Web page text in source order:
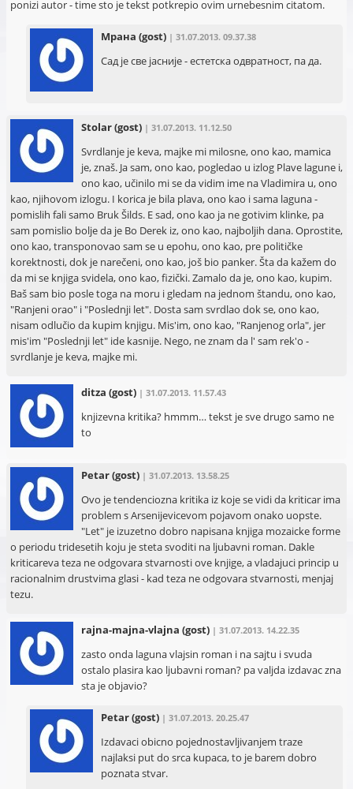
ponizi autor - time sto je tekst potkrepio ovim urnebesnim citatom.
Мрана (gost) | 31.07.2013. 09.37.38
Сад је све јасније - естетска одвратност, па да.
Stolar(gost) | 31.07.2013. 11.12.50
Svrdlanje je keva, majke mi milosne, ono kao, mamica
je, znaš. Ja sam, ono kao, pogledao u izlog Plave lagune i,
ono kao, učinilo mi se da vidim ime na Vladimira u, ono
kao, njihovom izlogu. I korica je bila plava, ono kao i sama laguna -
pomislih fali samo Bruk Šilds. E sad, ono kao ja ne gotivim klinke, pa
sam pomislio bolje da je Bo Derek iz, ono kao, najboljih dana. Oprostite,
ono kao, transponovao sam se u epohu, ono kao, pre političke
korektnosti, dok je narečeni, ono kao, još bio panker. Šta da kažem do
da mi se knjiga svidela, ono kao, fizički. Zamalo da je, ono kao, kupim.
Baš sam bio posle toga na moru i gledam na jednom štandu, ono kao,
"Ranjeni orao" i "Poslednji let". Dosta sam svrdlao dok se, ono kao,
nisam odlučio da kupim knjigu. Mis'im, ono kao, "Ranjenog orla", jer
mis'im "Poslednji let" ide kasnije. Nego, ne znam da l' sam rek'o -
svrdlanje je keva, majke mi.
ditza (gost) | 31.07.2013. 11.57.43
knjizevna kritika? hmmm… tekst je sve drugo samo ne
to
Petar(gost) | 31.07.2013. 13.58.25
Ovo je tendenciozna kritika iz koje se vidi da kriticar ima
problem s Arsenijevicevom pojavom onako uopste.
"Let" je izuzetno dobro napisana knjiga mozaicke forme
o periodu tridesetih koju je steta svoditi na ljubavni roman. Dakle
kriticareva teza ne odgovara stvarnosti ove knjige, a vladajuci princip u
racionalnim drustvima glasi - kad teza ne odgovara stvarnosti, menjaj
tezu.
rajna-majna-vlajna (gost) | 31.07.2013. 14.22.35
zasto onda laguna vlajsin roman i na sajtu i svuda
ostalo plasira kao ljubavni roman? pa valjda izdavac zna
sta je objavio?
Petar(gost) | 31.07.2013. 20.25.47
Izdavaci obicno pojednostavljivanjem traze
najlaksi put do srca kupaca, to je barem dobro
poznata stvar.